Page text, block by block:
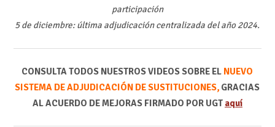
participación
5 de diciembre: última adjudicación centralizada del año 2024.
CONSULTA TODOS NUESTROS VIDEOS SOBRE EL NUEVO
SISTEMA DE ADJUDICACIÓN DE SUSTITUCIONES, GRACIAS
AL ACUERDO DE MEJORAS FIRMADO POR UGT aquí